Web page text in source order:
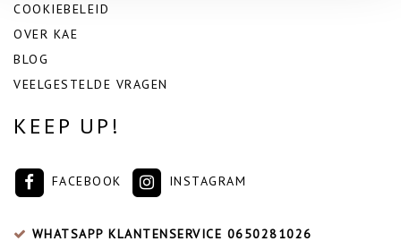
COOKIEBELEID
OVER KAE
BLOG
VEELGESTELDE VRAGEN
KEEP UP!
FACEBOOK INSTAGRAM
WHATSAPP KLANTENSERVICE 0650281026